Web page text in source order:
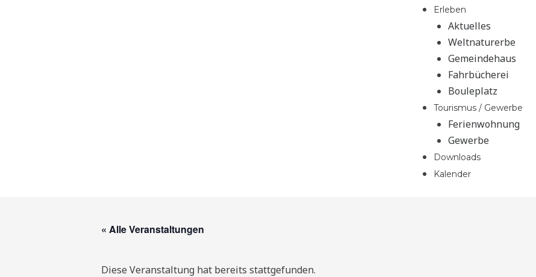
Erleben
Aktuelles
Weltnaturerbe
Gemeindehaus
Fahrbücherei
Bouleplatz
Tourismus / Gewerbe
Ferienwohnung
Gewerbe
Downloads
Kalender
« Alle Veranstaltungen
Diese Veranstaltung hat bereits stattgefunden.